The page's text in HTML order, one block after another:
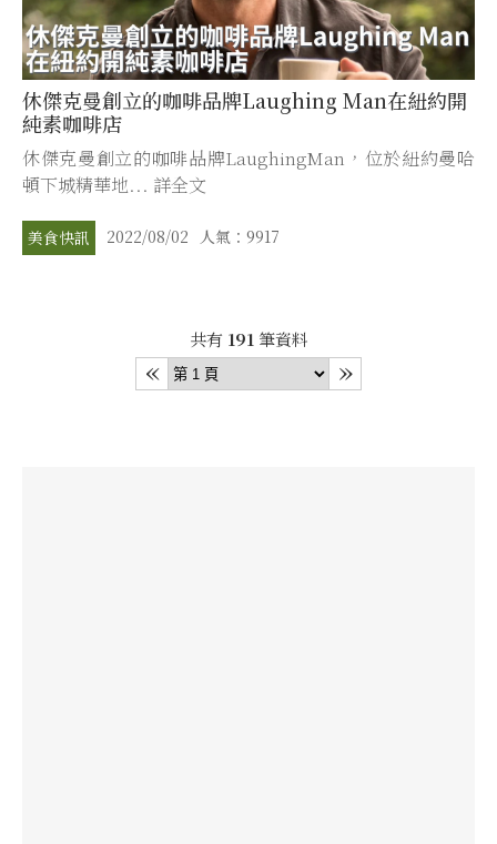
休傑克曼創立的咖啡品牌Laughing Man在紐約開
純素咖啡店
休傑克曼創立的咖啡品牌LaughingMan，位於紐約曼哈
頓下城精華地... 詳全文
美食快訊 2022/08/02 人氣：9917
共有 191 筆資料
« »